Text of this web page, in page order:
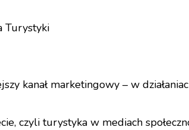
Turystyki
kanał marketingowy – w
czyli turystyka w mediach